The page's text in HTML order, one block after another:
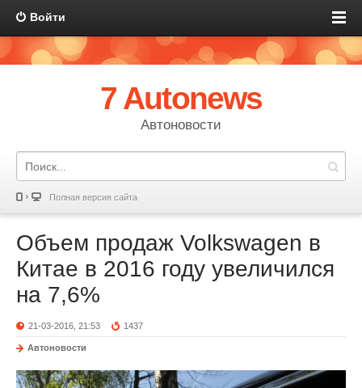
Войти
7 Autonews
Автоновости
Полная версия сайта
Объем продаж Volkswagen в
Китае в 2016 году увеличился
на 7,6%
21-03-2016, 21:53 1437
Автоновости